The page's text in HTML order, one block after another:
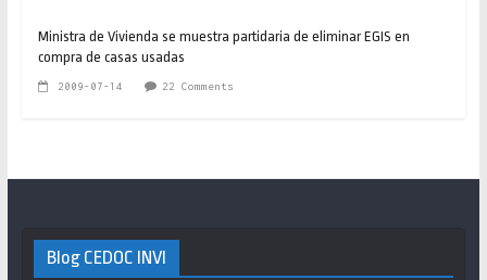
Ministra de Vivienda se muestra partidaria de eliminar EGIS en
compra de casas usadas
2009-07-14 22 Comments
Blog CEDOC INVI